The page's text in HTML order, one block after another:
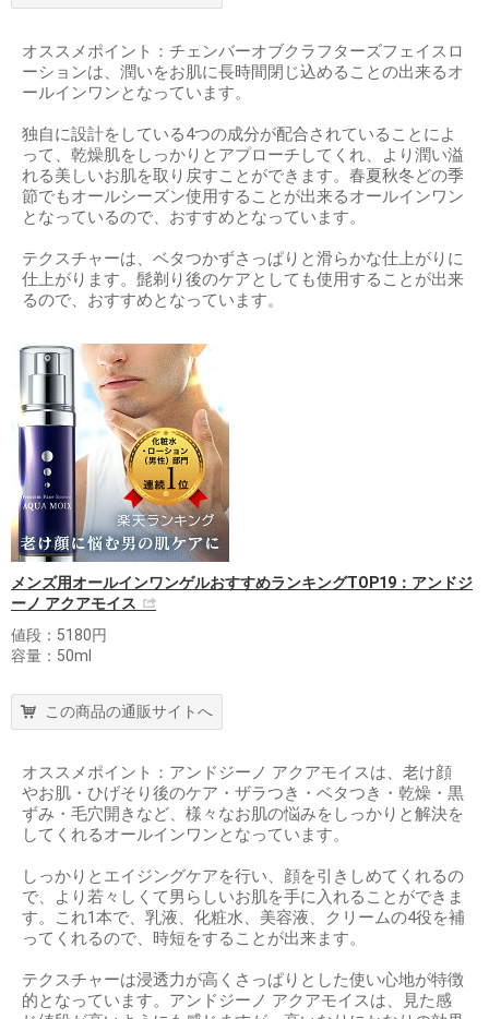
オススメポイント：チェンバーオブクラフターズフェイスロ
ーションは、潤いをお肌に長時間閉じ込めることの出来るオ
ールインワンとなっています。
独自に設計をしている4つの成分が配合されていることによ
って、乾燥肌をしっかりとアプローチしてくれ、より潤い溢
れる美しいお肌を取り戻すことができます。春夏秋冬どの季
節でもオールシーズン使用することが出来るオールインワン
となっているので、おすすめとなっています。
テクスチャーは、ベタつかずさっぱりと滑らかな仕上がりに
仕上がります。髭剃り後のケアとしても使用することが出来
るので、おすすめとなっています。
メンズ用オールインワンゲルおすすめランキングTOP19：アンドジ
ーノ アクアモイス
値段：5180円
容量：50ml
この商品の通販サイトへ
オススメポイント：アンドジーノ アクアモイスは、老け顔
やお肌・ひげそり後のケア・ザラつき・ベタつき・乾燥・黒
ずみ・毛穴開きなど、様々なお肌の悩みをしっかりと解決を
してくれるオールインワンとなっています。
しっかりとエイジングケアを行い、顔を引きしめてくれるの
で、より若々しくて男らしいお肌を手に入れることができま
す。これ1本で、乳液、化粧水、美容液、クリームの4役を補
ってくれるので、時短をすることが出来ます。
テクスチャーは浸透力が高くさっぱりとした使い心地が特徴
的となっています。アンドジーノ アクアモイスは、見た感